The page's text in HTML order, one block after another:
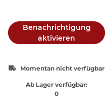
Benachrichtigung
aktivieren
Momentan nicht verfügbar
Ab Lager verfügbar:
0